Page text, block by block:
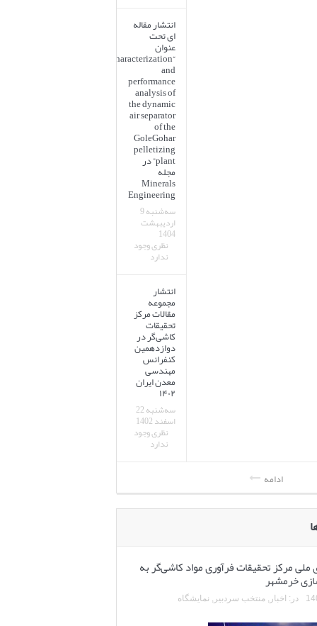
انتشار مقاله
ای تحت
عنوان
“Characterization
and
performance
analysis of
the dynamic
air separator
of the
GoleGohar
pelletizing
plant” در
مجله
Minerals
Engineering
سه‌شنبه 9
اردیبهشت
1404
نظری وجود
ندارد
انتشار
مجموعه
مقالات مرکز
تحقیقات
کاشی‌گر در
دوازدهمین
کنفرانس
مهندسی
معدن ایران
۱۴۰۲
سه‌شنبه 22
اسفند 1402
نظری وجود
ندارد
ادامه
ملی مرکز تحقیقات فرآوری مواد کاشی‌گر به
خرمشهر
در: اخبار ,منتخب سردبیر , نمایشگاه